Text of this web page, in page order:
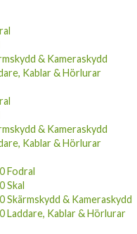
& Kameraskydd
Kablar & Hörlurar
& Kameraskydd
Kablar & Hörlurar
Fodral
Skal
Skärmskydd & Kameraskydd
Laddare, Kablar & Hörlurar